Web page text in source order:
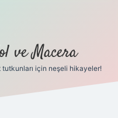
ve Macera
için neşeli hikayeler!